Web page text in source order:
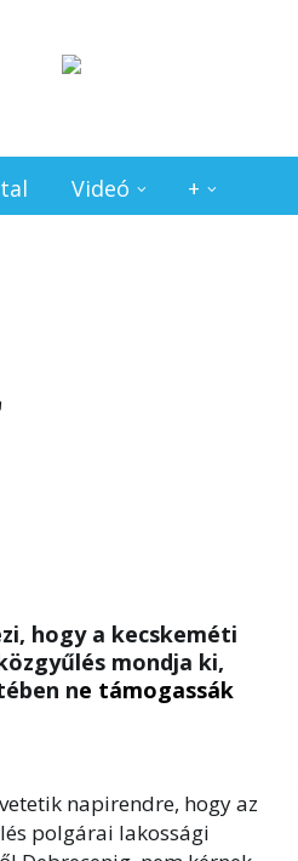
Videó +
hogy a kecskeméti
mondja ki,
ne támogassák
napirendre, hogy az
polgárai lakossági